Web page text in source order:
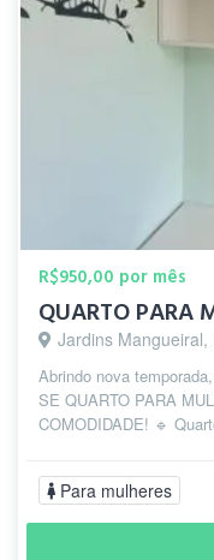
R$950,00 por mês
Jardins Mangueiral,
Abrindo nova
SE QUARTO PARA
COMODIDADE! 🔹
Para mulheres